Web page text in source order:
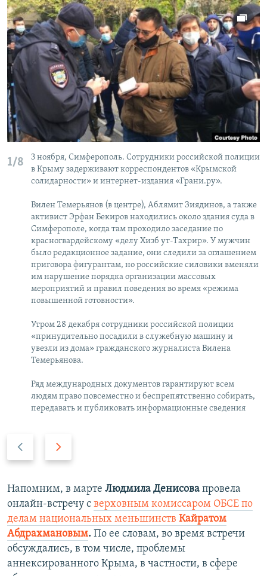
1/8
3 ноября, Симферополь. Сотрудники российской полиции
в Крыму задерживают корреспондентов «Крымской
солидарности» и интернет-издания «Грани.ру».
Вилен Темерьянов (в центре), Аблямит Зиядинов, а также
активист Эрфан Бекиров находились около здания суда в
Симферополе, когда там проходило заседание по
красногвардейскому «делу Хизб ут-Тахрир». У мужчин
было редакционное задание, они следили за оглашением
приговора фигурантам, но российские силовики вменяли
им нарушение порядка организации массовых
мероприятий и правил поведения во время «режима
повышенной готовности».
Утром 28 декабря сотрудники российской полиции
«принудительно посадили в служебную машину и
увезли из дома» гражданского журналиста Вилена
Темерьянова.
Ряд международных документов гарантируют всем
людям право повсеместно и беспрепятственно собирать,
передавать и публиковать информационные сведения
д
ы
д
у
щ
и
д
у
ю
щ
и
й
Напомним, в марте Людмила Денисова провела
онлайн-встречу с верховным комиссаром ОБСЕ по
делам национальных меньшинств Кайратом
Абдрахмановым. По ее словам, во время встречи
обсуждались, в том числе, проблемы
аннексированного Крыма, в частности, в сфере